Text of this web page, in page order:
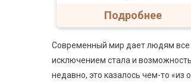
Подробнее
Современный мир дает людям все
исключением стала и
недавно, это казалось чем-то «из